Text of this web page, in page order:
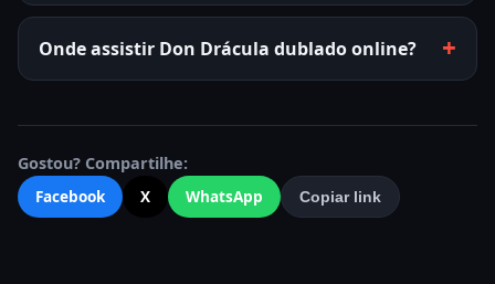
Onde assistir Don Drácula dublado online?
Gostou? Compartilhe:
Facebook
X WhatsApp Copiar link